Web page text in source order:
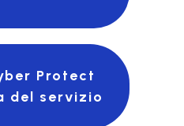
Protect
del servizio